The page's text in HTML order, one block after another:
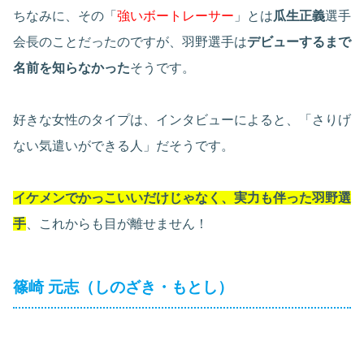
ちなみに、その「 強いボートレーサー 」とは瓜生正義選手
会長のことだったのですが、羽野選手はデビューするまで
名前を知らなかったそうです。
好きな女性のタイプは、インタビューによると、「さりげ
ない気遣いができる人」だそうです。
イケメンでかっこいいだけじゃなく、実力も伴った羽野選
手、これからも目が離せません！
篠崎 元志（しのざき・もとし）